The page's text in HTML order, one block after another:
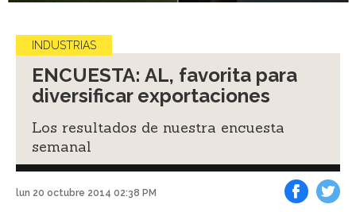
INDUSTRIAS
ENCUESTA: AL, favorita para
diversificar exportaciones
Los resultados de nuestra encuesta
semanal
lun 20 octubre 2014 02:38 PM